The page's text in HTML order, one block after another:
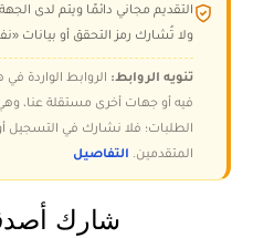
التقديم مجاني دائمًا ويتم لدى
ولا تُشارك رمز التحقق أو بيانات
تنويه الروابط: الروابط الواردة
فيه أو جهات أخرى مستقلة عنا،
الطلبات؛ فلا نشارك في التسجيل أو
المتقدمين. التفاصيل
شارك